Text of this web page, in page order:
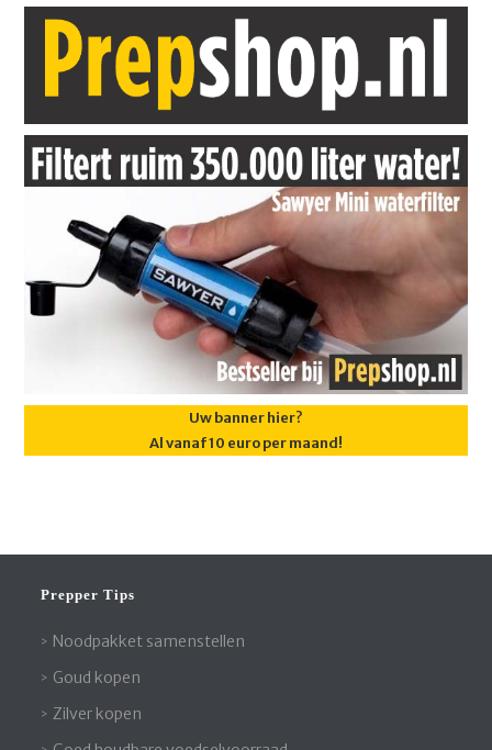
Uw banner hier?
Al vanaf 10 euro per maand!
Prepper Tips
Noodpakket samenstellen
Goud kopen
Zilver kopen